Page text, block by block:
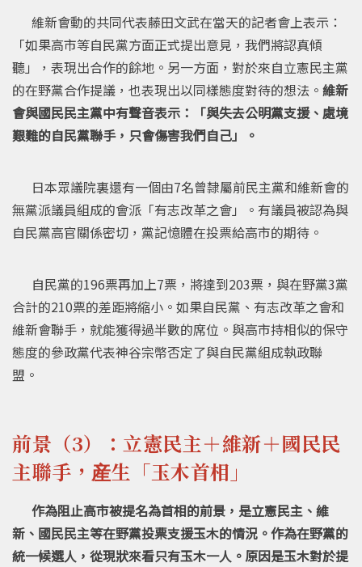
維新會動的共同代表藤田文武在當天的記者會上表示：
「如果高市等自民黨方面正式提出意見，我們將認真傾
聽」，表現出合作的餘地。另一方面，對於來自立憲民主黨
的在野黨合作提議，也表現出以同樣態度對待的想法。 維新
會與國民民主黨中有聲音表示：「與失去公明黨支援、處境
艱難的自民黨聯手，只會傷害我們自己」。
日本眾議院裏還有一個由7名曾隸屬前民主黨和維新會的
無黨派議員組成的會派「有志改革之會」。有議員被認為與
自民黨高官關係密切，黨記憶體在投票給高市的期待。
自民黨的196票再加上7票，將達到203票，與在野黨3黨
合計的210票的差距將縮小。如果自民黨、有志改革之會和
維新會聯手，就能獲得過半數的席位。與高市持相似的保守
態度的參政黨代表神谷宗幣否定了與自民黨組成執政聯
盟。
前景（3）：立憲民主＋維新＋國民民
主聯手，産生「玉木首相」
作為阻止高市被提名為首相的前景，是立憲民主、維
新、國民民主等在野黨投票支援玉木的情況。作為在野黨的
統一候選人，從現狀來看只有玉木一人。原因是玉木對於提